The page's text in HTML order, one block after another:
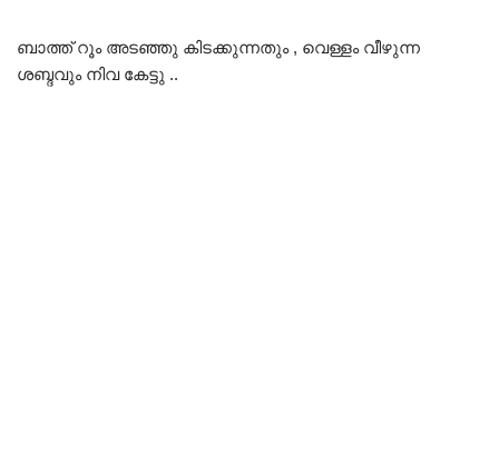
ബാത്ത് റൂം അടഞ്ഞു കിടക്കുന്നതും , വെള്ളം വീഴുന്ന
ശബ്ദവും നിവ കേട്ടു ..